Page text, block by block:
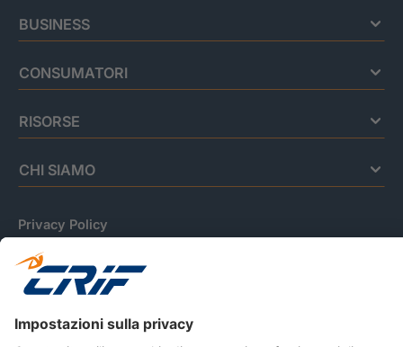
BUSINESS
CONSUMATORI
RISORSE
CHI SIAMO
Privacy Policy
Informativa Dati Personali
CRIF Business Ethics
Accessibilità
Informativa Privacy Relativa Al Sistema Di Informazioni
Creditizie